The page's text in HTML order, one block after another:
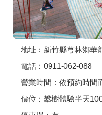
APP下載
地址：新竹縣芎林鄉華
電話：0911-062-088
營業時間：依預約時間
價位：攀樹體驗半天